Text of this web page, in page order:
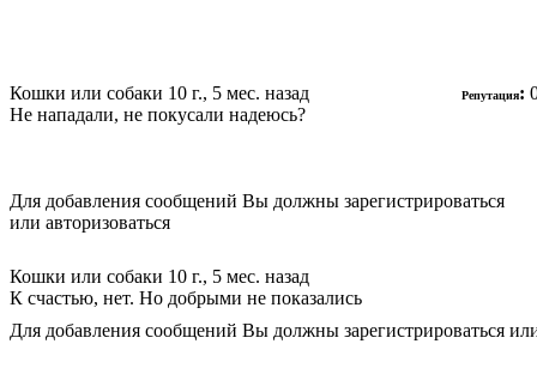
Кошки или собаки 10 г., 5 мес. назад Репутация:
Не нападали, не покусали надеюсь?
Для добавления сообщений Вы должны зарегистрироваться
или авторизоваться
Кошки или собаки 10 г., 5 мес. назад
К счастью, нет. Но добрыми не показались
Для добавления сообщений Вы должны зарегистрироваться или